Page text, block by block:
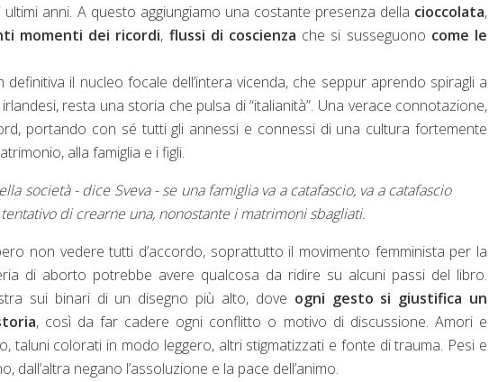
anni. A questo aggiungiamo una costante presenza della cioccolata,
momenti dei ricordi, flussi di coscienza che si susseguono come le
il nucleo focale dell’intera vicenda, che seppur aprendo spiragli a
resta una storia che pulsa di “italianità”. Una verace connotazione,
portando con sé tutti gli annessi e connessi di una cultura fortemente
alla famiglia e i figli.
società - dice Sveva - se una famiglia va a catafascio, va a catafascio
di crearne una, nonostante i matrimoni sbagliati.
non vedere tutti d’accordo, soprattutto il movimento femminista per la
di aborto potrebbe avere qualcosa da ridire su alcuni passi del libro.
sui binari di un disegno più alto, dove ogni gesto si giustifica un
, così da far cadere ogni conflitto o motivo di discussione. Amori e
taluni colorati in modo leggero, altri stigmatizzati e fonte di trauma. Pesi e
dall’altra negano l’assoluzione e la pace dell’animo.